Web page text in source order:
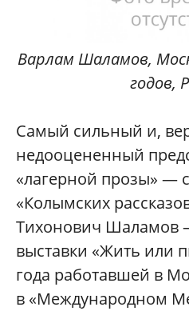
Варлам Шаламов,
годов,
Самый сильный и,
недооцененный
«лагерной прозы» —
«Колымских
Тихонович Шаламов
выставки «Жить или
года работавшей в
в «Международном